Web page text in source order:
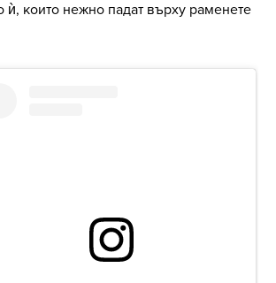
ѝ, които нежно падат върху раменете